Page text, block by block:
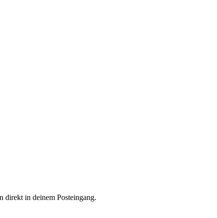
direkt in deinem Posteingang.